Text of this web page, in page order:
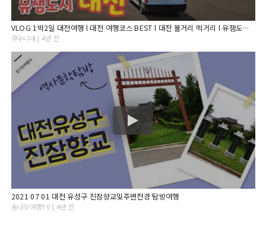
VLOG 1박2일 대전여행 l 대전 여행코스 BEST l 대전 볼거리 먹거리 l 유잼도시 l 유성호텔 l 대전 지하철 여행 l 한밭수목원 l 대전엑스포공원 l 다비드 캠핑카
쿠수니네 | 4년 전
2021 07 01 대전 유성구 진잠향교및주변전경 탐방여행
송나잇여행TV | 4년 전